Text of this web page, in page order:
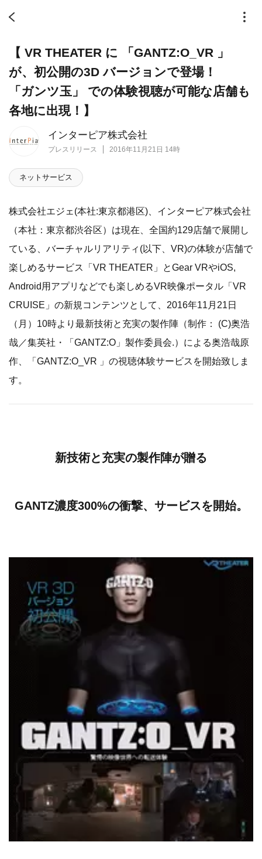
インターピア株式会社
プレスリリース 2016年11月21日 14時
【 VR THEATER に 「GANTZ:O_VR 」
が、初公開の3D バージョンで登場！
「ガンツ玉」 での体験視聴が可能な店舗も
各地に出現！】
ネットサービス
株式会社エジェ(本社:東京都港区)、インターピア株式会社
（本社：東京都渋谷区）は現在、全国約129店舗で展開し
ている、バーチャルリアリティ(以下、VR)の体験が店舗で
楽しめるサービス「VR THEATER」とGear VRやiOS,
Android用アプリなどでも楽しめるVR映像ポータル「VR
CRUISE」の新規コンテンツとして、2016年11月21日
（月）10時より最新技術と充実の製作陣（制作： (C)奥浩
哉／集英社・「GANTZ:O」製作委員会.）による奥浩哉原
作、「GANTZ:O_VR 」の視聴体験サービスを開始致しま
す。
新技術と充実の製作陣が贈る
GANTZ濃度300%の衝撃、サービスを開始。